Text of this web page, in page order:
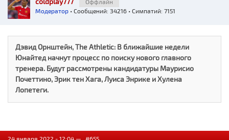
Оффлайн
Модератор • Сообщений: 34216 • Симпатий: 7151
Дэвид Орнштейн, The Athletic: В ближайшие недели
Юнайтед начнут процесс по поиску нового главного
тренера. Будут рассмотрены кандидатуры Маурисио
Почеттино, Эрик тен Хага, Луиса Энрике и Хулена
Лопетеги.
24 января 2022 - 12:04 — #655